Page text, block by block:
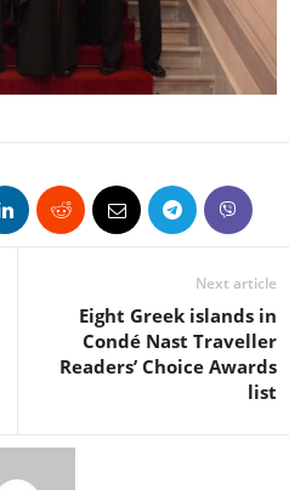
Next article
Eight Greek islands in
Condé Nast Traveller
Readers’ Choice Awards
list